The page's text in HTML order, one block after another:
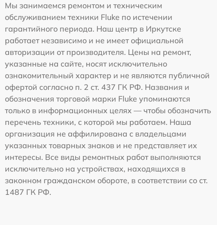
Мы занимаемся ремонтом и техническим
обслуживанием техники Fluke по истечении
гарантийного периода. Наш центр в Иркутске
работает независимо и не имеет официальной
авторизации от производителя. Цены на ремонт,
указанные на сайте, носят исключительно
ознакомительный характер и не являются публичной
офертой согласно п. 2 ст. 437 ГК РФ. Названия и
обозначения торговой марки Fluke упоминаются
только в информационных целях — чтобы обозначить
перечень техники, с которой мы работаем. Наша
организация не аффилирована с владельцами
указанных товарных знаков и не представляет их
интересы. Все виды ремонтных работ выполняются
исключительно на устройствах, находящихся в
законном гражданском обороте, в соответствии со ст.
1487 ГК РФ.